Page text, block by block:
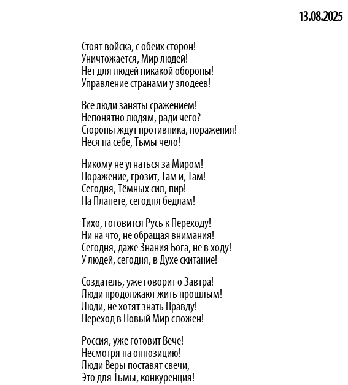
13.08.2025
Стоят войска, с обеих сторон!
Уничтожается, Мир людей!
Нет для людей никакой обороны!
Управление странами у злодеев!
Все люди заняты сражением!
Непонятно людям, ради чего?
Стороны ждут противника, поражения!
Неся на себе, Тьмы чело!
Никому не угнаться за Миром!
Поражение, грозит, Там и, Там!
Сегодня, Тёмных сил, пир!
На Планете, сегодня бедлам!
Тихо, готовится Русь к Переходу!
Ни на что, не обращая внимания!
Сегодня, даже Знания Бога, не в ходу!
У людей, сегодня, в Духе скитание!
Создатель, уже говорит о Завтра!
Люди продолжают жить прошлым!
Люди, не хотят знать Правду!
Переход в Новый Мир сложен!
Россия, уже готовит Вече!
Несмотря на оппозицию!
Люди Веры поставят свечи,
Это для Тьмы, конкуренция!